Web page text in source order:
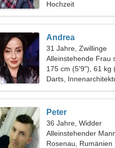
Hochzeit
Andrea
31 Jahre, Zwillinge
Alleinstehende Frau
175 cm (5'9"), 61 kg
Darts,
Peter
36 Jahre, Widder
Alleinstehender
Rosenau, Rumänien